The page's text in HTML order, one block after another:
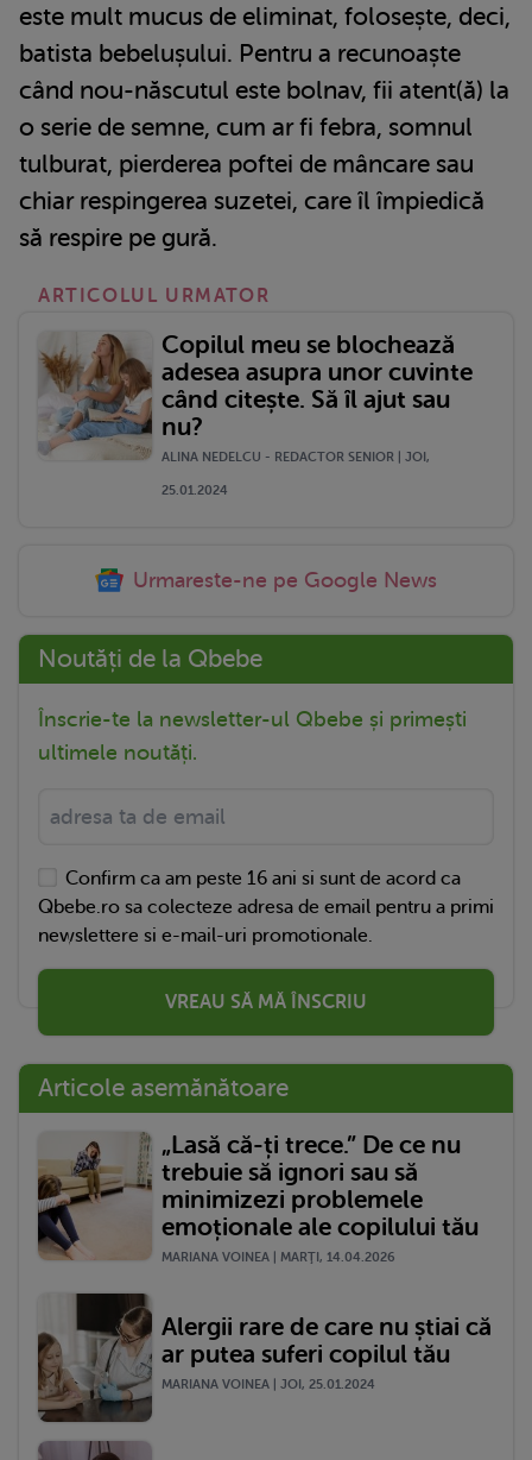
este mult mucus de eliminat, folosește, deci,
batista bebelușului. Pentru a recunoaște
când nou-născutul este bolnav, fii atent(ă) la
o serie de semne, cum ar fi febra, somnul
tulburat, pierderea poftei de mâncare sau
chiar respingerea suzetei, care îl împiedică
să respire pe gură.
ARTICOLUL URMATOR
Copilul meu se blochează
adesea asupra unor cuvinte
când citește. Să îl ajut sau
nu?
ALINA NEDELCU - REDACTOR SENIOR | JOI,
25.01.2024
Urmareste-ne pe Google News
Noutăți de la Qbebe
Înscrie-te la newsletter-ul Qbebe și primești
ultimele noutăți.
Confirm ca am peste 16 ani si sunt de acord ca
Qbebe.ro sa colecteze adresa de email pentru a primi
newslettere si e-mail-uri promotionale.
VREAU SĂ MĂ ÎNSCRIU
Articole asemănătoare
„Lasă că-ți trece.” De ce nu
trebuie să ignori sau să
minimizezi problemele
emoționale ale copilului tău
MARIANA VOINEA | MARŢI, 14.04.2026
Alergii rare de care nu știai că
ar putea suferi copilul tău
MARIANA VOINEA | JOI, 25.01.2024